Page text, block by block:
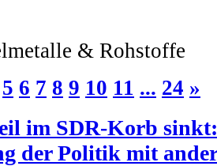
& Rohstoffe
5 6 7 8 9 10 11 ... 24 »
im SDR-Korb
der Politik mit